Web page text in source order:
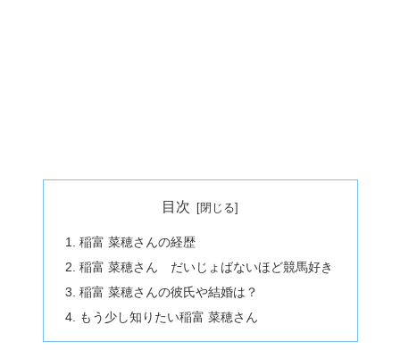
目次
稲富 菜穂さんの経歴
稲富 菜穂さん だいじょばないほど競馬好き
稲富 菜穂さんの彼氏や結婚は？
もう少し知りたい稲富 菜穂さん